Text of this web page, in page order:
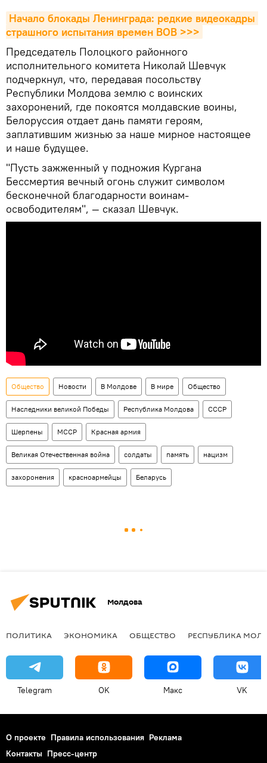
Начало блокады Ленинграда: редкие видеокадры
страшного испытания времен ВОВ >>>
Председатель Полоцкого районного
исполнительного комитета Николай Шевчук
подчеркнул, что, передавая посольству
Республики Молдова землю с воинских
захоронений, где покоятся молдавские воины,
Белоруссия отдает дань памяти героям,
заплатившим жизнью за наше мирное настоящее
и наше будущее.
"Пусть зажженный у подножия Кургана
Бессмертия вечный огонь служит символом
бесконечной благодарности воинам-
освободителям", — сказал Шевчук.
Общество Новости В Молдове В мире Общество
Наследники великой Победы Республика Молдова СССР
Шерпены МССР Красная армия
Великая Отечественная война солдаты память нацизм
захоронения красноармейцы Беларусь
Молдова
ПОЛИТИКА ЭКОНОМИКА ОБЩЕСТВО РЕСПУБЛИКА
Telegram OK Макс VK
О проекте Правила использования Реклама
Контакты Пресс-центр